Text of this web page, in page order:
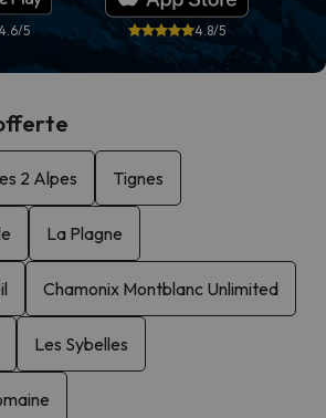
5 4.8/5
2 Alpes Tignes
La Plagne
Chamonix Montblanc Unlimited
Les Sybelles